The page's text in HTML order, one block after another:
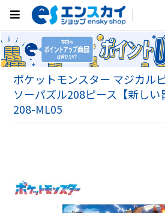
ポケットモンスター マジカル
ソーパズル208ピース【新しい
208-ML05